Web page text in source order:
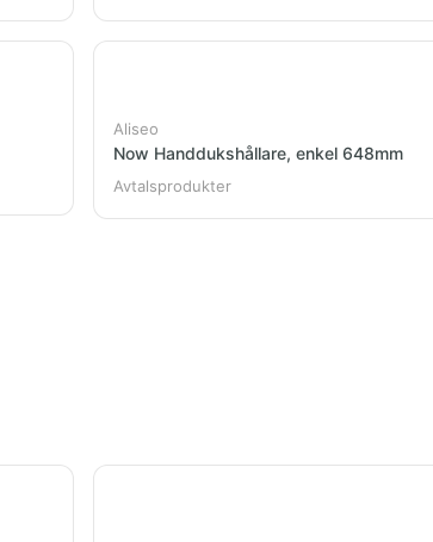
Aliseo
Now Handdukshållare, enkel 648mm
Avtalsprodukter